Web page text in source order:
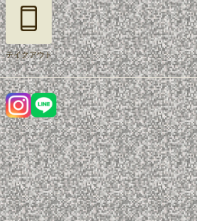
テイクアウト